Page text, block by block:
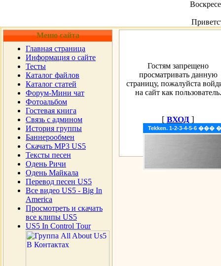
Меню сайта
Главная страница
Информация о сайте
Тесты
Каталог файлов
Каталог статей
Форум-Мини чат
Фотоальбом
Гостевая книга
Cвязь с админом
История группы
Баннерообмен
Скачать MP3 US5
Тексты песен
Одень Ричи
Одень Майкала
Перевод песен US5
Все видео US5 - Big In
America
Просмотреть и скачать
все клипы US5
US5 In Control Tour
Tekken. 1-2-3-4-5-6
Гостям запрещено
просматривать данную
страницу, пожалуйста
на сайт как пользователь.
[ ВХОД ]